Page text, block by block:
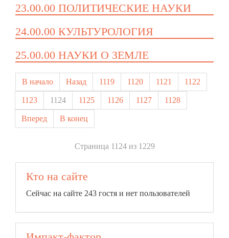
23.00.00 ПОЛИТИЧЕСКИЕ НАУКИ
24.00.00 КУЛЬТУРОЛОГИЯ
25.00.00 НАУКИ О ЗЕМЛЕ
В начало Назад 1119 1120 1121 1122
1123 1124 1125 1126 1127 1128
Вперед В конец
Страница 1124 из 1229
Кто на сайте
Сейчас на сайте 243 гостя и нет пользователей